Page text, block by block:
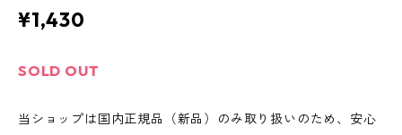
¥1,430
SOLD OUT
当ショップは国内正規品（新品）のみ取り扱いのため、安心